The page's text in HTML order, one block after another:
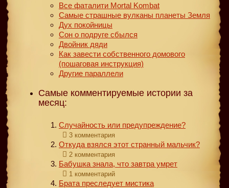
Все фаталити Mortal Kombat
Самые страшные вулканы планеты Земля
Дух покойницы
Сон о подруге сбылся
Двойник дяди
Как завести собственного домового
(пошаговая инструкция)
Другие параллели
Самые комментируемые истории за
месяц:
Случайность или предупреждение?
3 комментария
Откуда взялся этот странный мальчик?
2 комментария
Бабушка знала, что завтра умрет
1 комментарий
Брата преследует мистика